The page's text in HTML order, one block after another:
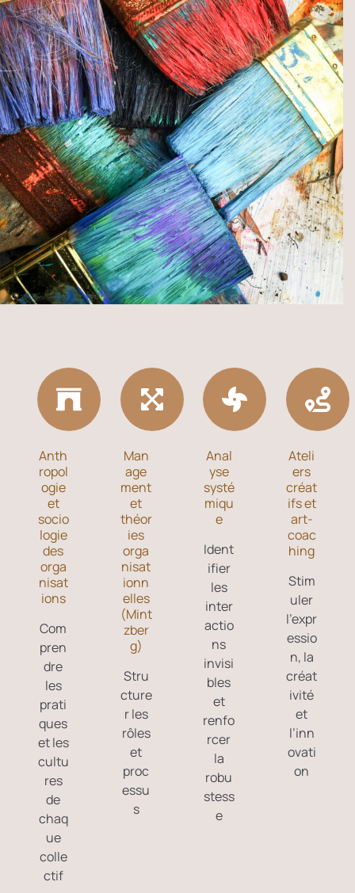
Anth
ropol
ogie
et
socio
logie
des
orga
nisat
ions
Com
pren
dre
les
prati
ques
et les
cultu
res
de
chaq
ue
colle
ctif
Man
age
ment
et
théor
ies
orga
nisat
ionn
elles
(Mint
zber
g)
Stru
cture
r les
rôles
et
proc
essu
s
Anal
yse
systé
miqu
e
Ident
ifier
les
inter
actio
ns
invisi
bles
et
renfo
rcer
la
robu
stess
e
Ateli
ers
créat
ifs et
art-
coac
hing
Stim
uler
l’expr
essio
n, la
créat
ivité
et
l’inn
ovati
on